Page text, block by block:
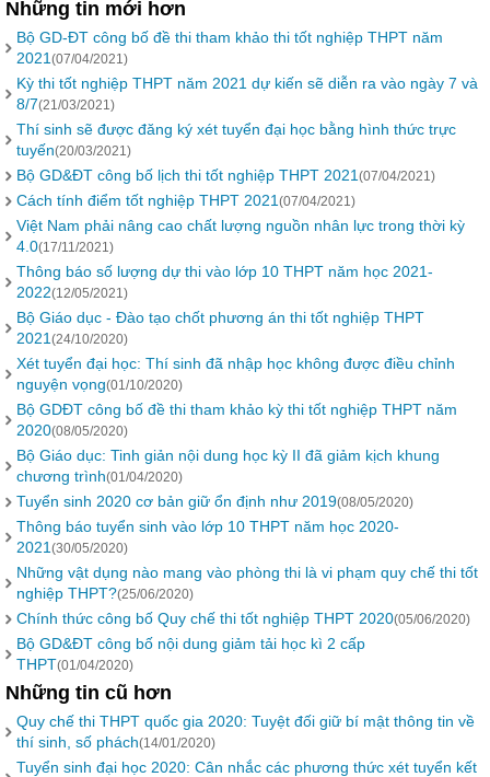
Những tin mới hơn
Bộ GD-ĐT công bố đề thi tham khảo thi tốt nghiệp THPT năm
2021 (07/04/2021)
Kỳ thi tốt nghiệp THPT năm 2021 dự kiến sẽ diễn ra vào ngày 7 và
8/7(21/03/2021)
Thí sinh sẽ được đăng ký xét tuyển đại học bằng hình thức trực
tuyến(20/03/2021)
Bộ GD&ĐT công bố lịch thi tốt nghiệp THPT 2021 (07/04/2021)
Cách tính điểm tốt nghiệp THPT 2021 (07/04/2021)
Việt Nam phải nâng cao chất lượng nguồn nhân lực trong thời kỳ
4.0(17/11/2021)
Thông báo số lượng dự thi vào lớp 10 THPT năm học 2021-
2022(12/05/2021)
Bộ Giáo dục - Đào tạo chốt phương án thi tốt nghiệp THPT
2021 (24/10/2020)
Xét tuyển đại học: Thí sinh đã nhập học không được điều chỉnh
nguyện vọng(01/10/2020)
Bộ GDĐT công bố đề thi tham khảo kỳ thi tốt nghiệp THPT năm
2020(08/05/2020)
Bộ Giáo dục: Tinh giản nội dung học kỳ II đã giảm kịch khung
chương trình(01/04/2020)
Tuyển sinh 2020 cơ bản giữ ổn định như 2019(08/05/2020)
Thông báo tuyển sinh vào lớp 10 THPT năm học 2020-
2021 (30/05/2020)
Những vật dụng nào mang vào phòng thi là vi phạm quy chế thi tốt
nghiệp THPT?(25/06/2020)
Chính thức công bố Quy chế thi tốt nghiệp THPT 2020(05/06/2020)
Bộ GD&ĐT công bố nội dung giảm tải học kì 2 cấp
THPT(01/04/2020)
Những tin cũ hơn
Quy chế thi THPT quốc gia 2020: Tuyệt đối giữ bí mật thông tin về
thí sinh, số phách(14/01/2020)
Tuyển sinh đại học 2020: Cân nhắc các phương thức xét tuyển kết